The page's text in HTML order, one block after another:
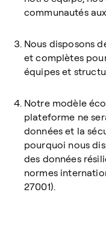
communautés
Nous disposons
et complètes
équipes et
Notre modèle
plateforme ne
données et la
pourquoi nous
des données
normes
27001).